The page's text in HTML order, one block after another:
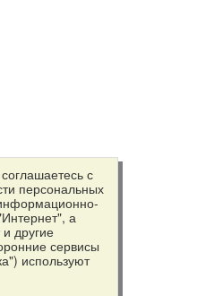
с
персональных
а
другие
сервисы
используют